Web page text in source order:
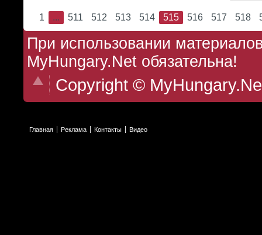
1 ... 511 512 513 514 515 516 517 518
При использовании
MyHungary.Net обязательна!
Copyright ©
Главная Реклама Контакты Видео